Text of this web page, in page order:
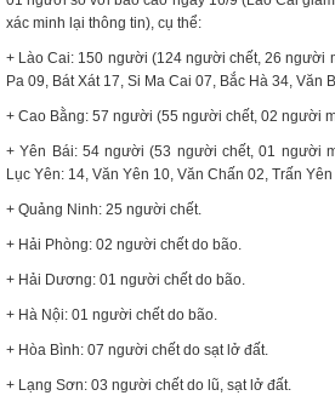
xác minh lại thông tin), cụ thể:
+ Lào Cai: 150 người (124 người chết, 26 người
Pa 09, Bát Xát 17, Si Ma Cai 07, Bắc Hà 34, Văn
+ Cao Bằng: 57 người (55 người chết, 02 người
+ Yên Bái: 54 người (53 người chết, 01 người
Lục Yên: 14, Văn Yên 10, Văn Chấn 02, Trấn
+ Quảng Ninh: 25 người chết.
+ Hải Phòng: 02 người chết do bão.
+ Hải Dương: 01 người chết do bão.
+ Hà Nội: 01 người chết do bão.
+ Hòa Bình: 07 người chết do sạt lở đất.
+ Lạng Sơn: 03 người chết do lũ, sạt lở đất.